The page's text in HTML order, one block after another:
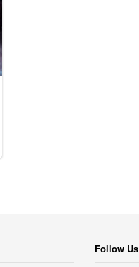
Follow Us